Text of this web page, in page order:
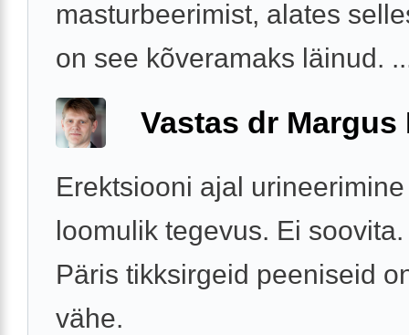
masturbeerimist, alates
on see kõveramaks läinud.
Vastas dr Margus
Erektsiooni ajal
loomulik tegevus. Ei soovita.
Päris tikksirgeid peeniseid
vähe.